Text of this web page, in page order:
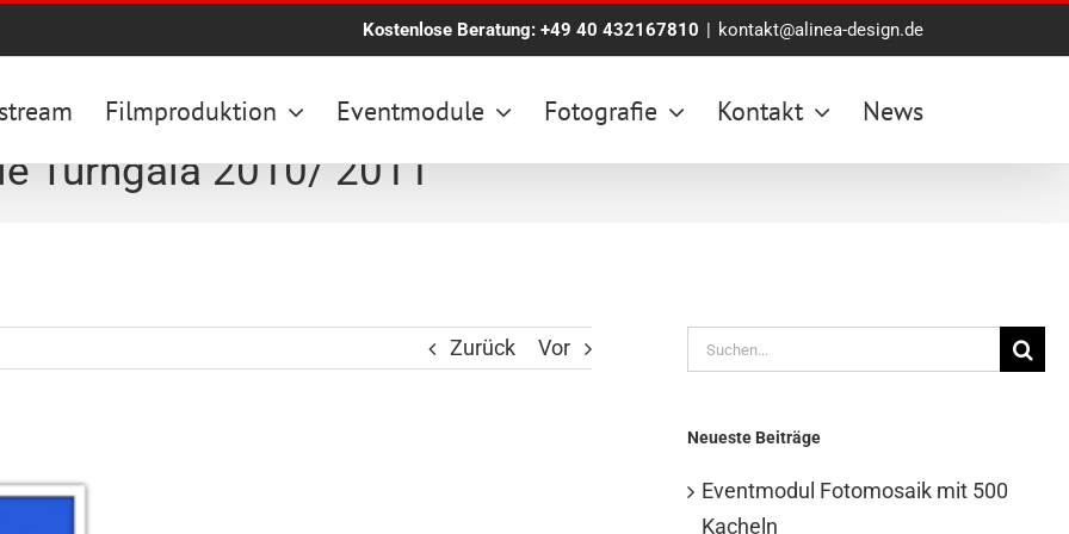
Kostenlose Beratung: +49 40 432167810 | kontakt@alinea-design.de
Filmproduktion Eventmodule Fotografie Kontakt News
Turngala 2010/ 2011
Zurück Vor
Suche
nach:
Neueste Beiträge
Eventmodul Fotomosaik mit 500
Kacheln